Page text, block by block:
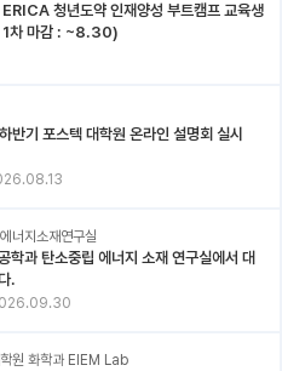
청년도약 인재양성 부트캠프 교육생
1차 마감 : ~8.30)
기 포스텍 대학원 온라인 설명회 실시
너지소재연구실
학과 탄소중립 에너지 소재 연구실에서 대
.
원 화학과 EIEM Lab